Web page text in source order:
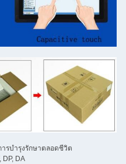
ารบำรุงรักษาตลอดชีวิต
DP, DA